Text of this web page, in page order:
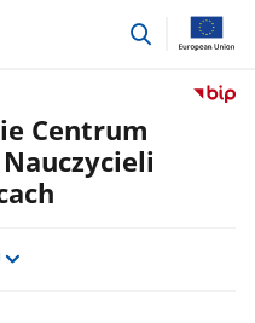
przejdź
Przejdź
Centrum